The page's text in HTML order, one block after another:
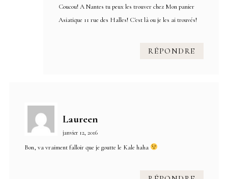
Coucou! A Nantes tu peux les trouver chez Mon panier
Asiatique 11 rue des Halles! C'est là ou je les ai trouvés!
RÉPONDRE
Laureen
janvier 12, 2016
Bon, va vraiment falloir que je goutte le Kale haha